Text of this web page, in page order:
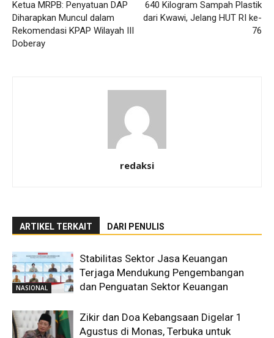
Ketua MRPB: Penyatuan DAP
Diharapkan Muncul dalam
Rekomendasi KPAP Wilayah III
Doberay
640 Kilogram Sampah Plastik
dari Kwawi, Jelang HUT RI ke-
76
redaksi
ARTIKEL TERKAIT DARI PENULIS
NASIONAL
Stabilitas Sektor Jasa Keuangan
Terjaga Mendukung Pengembangan
dan Penguatan Sektor Keuangan
Zikir dan Doa Kebangsaan Digelar 1
Agustus di Monas, Terbuka untuk